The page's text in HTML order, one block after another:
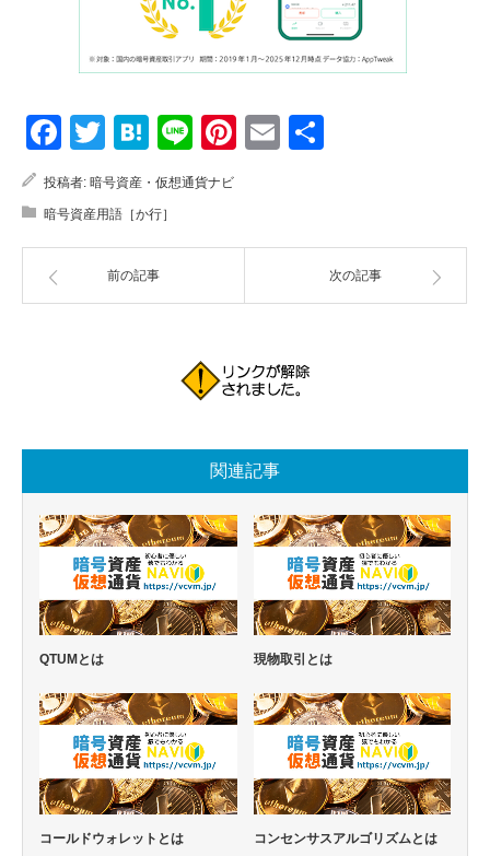
Facebook
Twitter
Hatena
LinePinterest
Email
投稿者: 暗号資産・仮想通貨ナビ
暗号資産用語［か行］
前の記事 次の記事
関連記事
QTUMとは 現物取引とは
コールドウォレットとは コンセンサスアルゴリズムとは